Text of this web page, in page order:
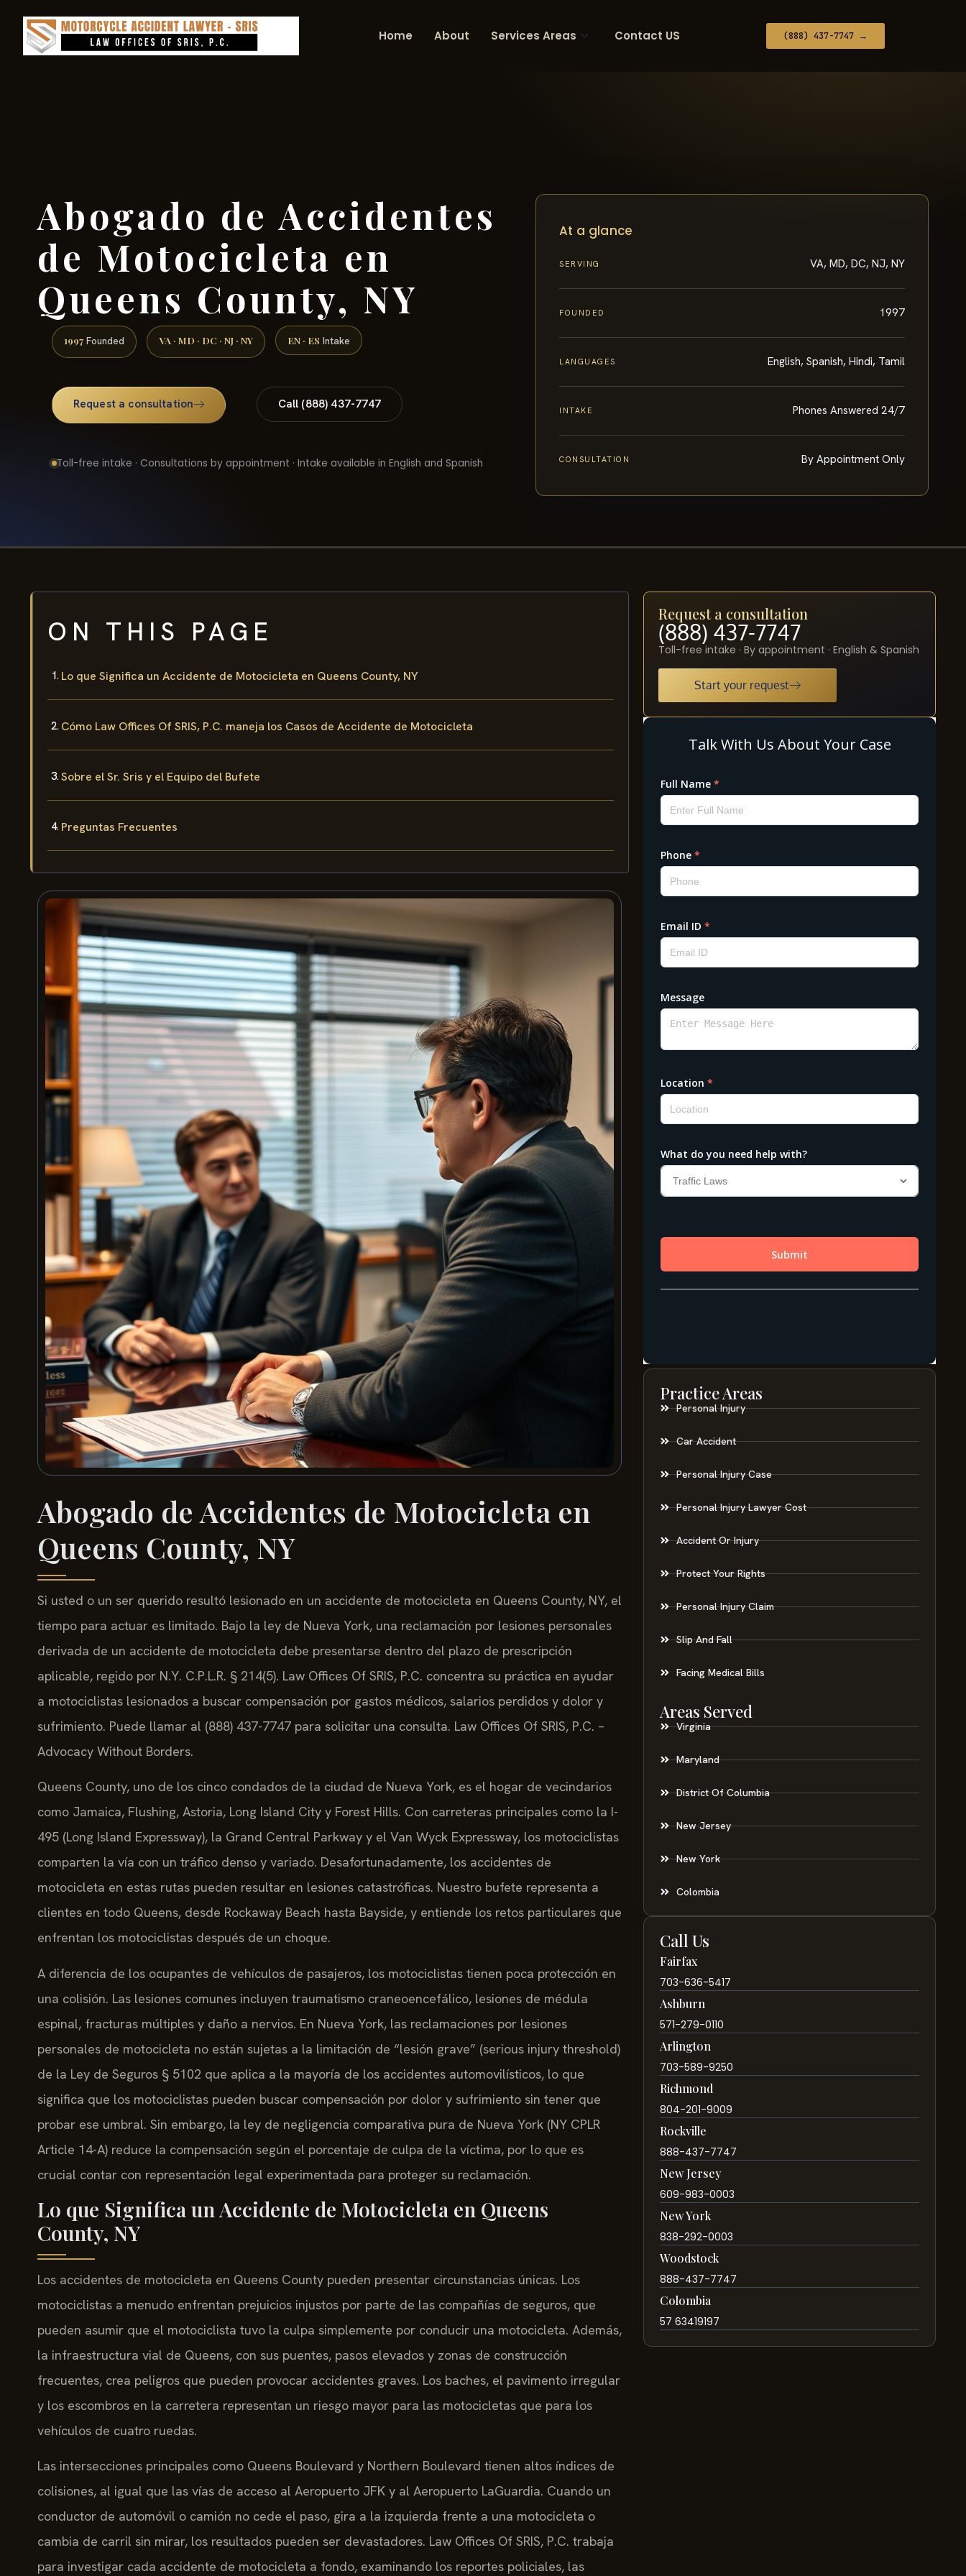
Home About Services Areas Contact US (888) 437-7747 →
Abogado de Accidentes
de Motocicleta en
Queens County, NY
1997 Founded VA · MD · DC · NJ · NY EN · ES Intake
Request a consultation Call (888) 437-7747
Toll-free intake · Consultations by appointment · Intake available in English and Spanish
At a glance
SERVING VA, MD, DC, NJ, NY
FOUNDED 1997
LANGUAGES English, Spanish, Hindi, Tamil
INTAKE Phones Answered 24/7
CONSULTATION By Appointment Only
ON THIS PAGE
Lo que Significa un Accidente de Motocicleta en Queens County, NY
Cómo Law Offices Of SRIS, P.C. maneja los Casos de Accidente de Motocicleta
Sobre el Sr. Sris y el Equipo del Bufete
Preguntas Frecuentes
Abogado de Accidentes de Motocicleta en
Queens County, NY
Si usted o un ser querido resultó lesionado en un accidente de motocicleta en Queens County, NY, el
tiempo para actuar es limitado. Bajo la ley de Nueva York, una reclamación por lesiones personales
derivada de un accidente de motocicleta debe presentarse dentro del plazo de prescripción
aplicable, regido por N.Y. C.P.L.R. § 214(5). Law Offices Of SRIS, P.C. concentra su práctica en ayudar
a motociclistas lesionados a buscar compensación por gastos médicos, salarios perdidos y dolor y
sufrimiento. Puede llamar al (888) 437-7747 para solicitar una consulta. Law Offices Of SRIS, P.C. –
Advocacy Without Borders.
Queens County, uno de los cinco condados de la ciudad de Nueva York, es el hogar de vecindarios
como Jamaica, Flushing, Astoria, Long Island City y Forest Hills. Con carreteras principales como la I-
495 (Long Island Expressway), la Grand Central Parkway y el Van Wyck Expressway, los motociclistas
comparten la vía con un tráfico denso y variado. Desafortunadamente, los accidentes de
motocicleta en estas rutas pueden resultar en lesiones catastróficas. Nuestro bufete representa a
clientes en todo Queens, desde Rockaway Beach hasta Bayside, y entiende los retos particulares que
enfrentan los motociclistas después de un choque.
A diferencia de los ocupantes de vehículos de pasajeros, los motociclistas tienen poca protección en
una colisión. Las lesiones comunes incluyen traumatismo craneoencefálico, lesiones de médula
espinal, fracturas múltiples y daño a nervios. En Nueva York, las reclamaciones por lesiones
personales de motocicleta no están sujetas a la limitación de “lesión grave” (serious injury threshold)
de la Ley de Seguros § 5102 que aplica a la mayoría de los accidentes automovilísticos, lo que
significa que los motociclistas pueden buscar compensación por dolor y sufrimiento sin tener que
probar ese umbral. Sin embargo, la ley de negligencia comparativa pura de Nueva York (NY CPLR
Article 14-A) reduce la compensación según el porcentaje de culpa de la víctima, por lo que es
crucial contar con representación legal experimentada para proteger su reclamación.
Lo que Significa un Accidente de Motocicleta en Queens
County, NY
Los accidentes de motocicleta en Queens County pueden presentar circunstancias únicas. Los
motociclistas a menudo enfrentan prejuicios injustos por parte de las compañías de seguros, que
pueden asumir que el motociclista tuvo la culpa simplemente por conducir una motocicleta. Además,
la infraestructura vial de Queens, con sus puentes, pasos elevados y zonas de construcción
frecuentes, crea peligros que pueden provocar accidentes graves. Los baches, el pavimento irregular
y los escombros en la carretera representan un riesgo mayor para las motocicletas que para los
vehículos de cuatro ruedas.
Las intersecciones principales como Queens Boulevard y Northern Boulevard tienen altos índices de
colisiones, al igual que las vías de acceso al Aeropuerto JFK y al Aeropuerto LaGuardia. Cuando un
conductor de automóvil o camión no cede el paso, gira a la izquierda frente a una motocicleta o
cambia de carril sin mirar, los resultados pueden ser devastadores. Law Offices Of SRIS, P.C. trabaja
para investigar cada accidente de motocicleta a fondo, examinando los reportes policiales, las
Request a consultation
(888) 437-7747
Toll-free intake · By appointment · English & Spanish
Start your request
Practice Areas
Personal Injury
Car Accident
Personal Injury Case
Personal Injury Lawyer Cost
Accident Or Injury
Protect Your Rights
Personal Injury Claim
Slip And Fall
Facing Medical Bills
Areas Served
Virginia
Maryland
District Of Columbia
New Jersey
New York
Colombia
Call Us
Fairfax
703-636-5417
Ashburn
571-279-0110
Arlington
703-589-9250
Richmond
804-201-9009
Rockville
888-437-7747
New Jersey
609-983-0003
New York
838-292-0003
Woodstock
888-437-7747
Colombia
57 63419197